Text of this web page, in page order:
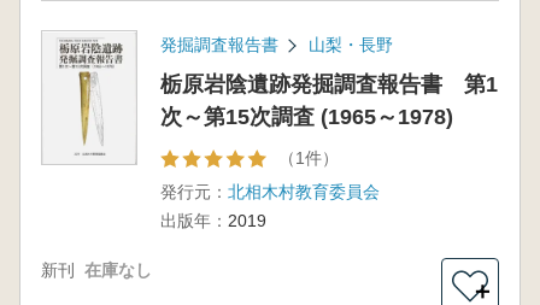
発掘調査報告書 山梨・長野
栃原岩陰遺跡発掘調査報告書 第1
次～第15次調査 (1965～1978)
（1件）
発行元： 北相木村教育委員会
出版年： 2019
新刊 在庫なし
＋